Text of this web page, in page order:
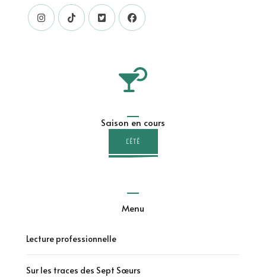
Saison en cours
L'ÉTÉ
Menu
Lecture professionnelle
Sur les traces des Sept Sœurs